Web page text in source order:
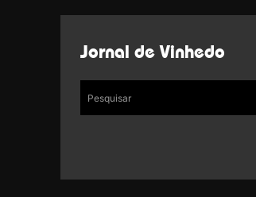
Jornal de Vinhedo
Pesquisar